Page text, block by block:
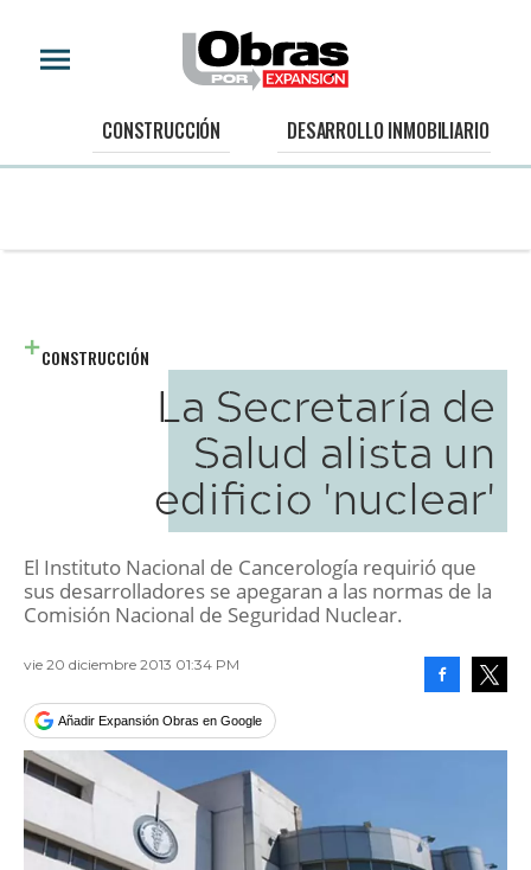
CONSTRUCCIÓN DESARROLLO INMOBILIARIO
CONSTRUCCIÓN
La Secretaría de
Salud alista un
edificio 'nuclear'
El Instituto Nacional de Cancerología requirió que
sus desarrolladores se apegaran a las normas de la
Comisión Nacional de Seguridad Nuclear.
vie 20 diciembre 2013 01:34 PM
Añadir Expansión Obras en Google